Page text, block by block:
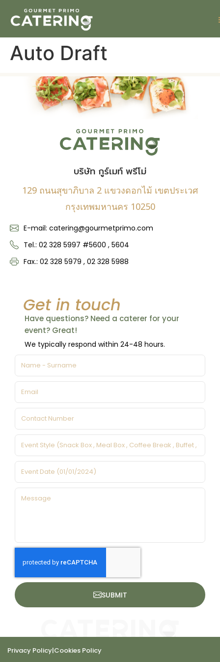
Auto Draft
บริษัท กูร์เมท์ พรีโม่
129 ถนนสุขาภิบาล 2 แขวงดอกไม้ เขตประเวศ
กรุงเทพมหานคร 10250
E-mail: catering@gourmetprimo.com
Tel.: 02 328 5997 #5600 , 5604
Fax.: 02 328 5979 , 02 328 5988
Get in touch
Have questions? Need a caterer for your
event? Great!
We typically respond within 24-48 hours.
SUBMIT
Privacy Policy|Cookies Policy